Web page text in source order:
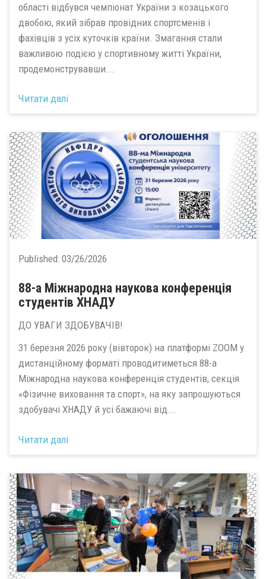
області відбувся чемпіонат України з козацького
двобою, який зібрав провідних спортсменів і
фахівців з усіх куточків країни. Змагання стали
важливою подією у спортивному житті України,
продемонструвавши...
Читати далі
Published: 03/26/2026
88-а Міжнародна наукова конференція
студентів ХНАДУ
ДО УВАГИ ЗДОБУВАЧІВ!
31 березня 2026 року (вівторок) на платформі ZOOM у
дистанційному форматі проводитиметься 88-а
Міжнародна наукова конференція студентів, секція
«Фізичне виховання та спорт», на яку запрошуються
здобувачі ХНАДУ й усі бажаючі від...
Читати далі